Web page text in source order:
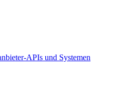
APIs und Systemen